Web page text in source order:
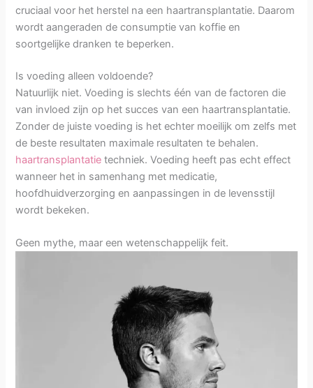
cruciaal voor het herstel na een haartransplantatie. Daarom
wordt aangeraden de consumptie van koffie en
soortgelijke dranken te beperken.
Is voeding alleen voldoende?
Natuurlijk niet. Voeding is slechts één van de factoren die
van invloed zijn op het succes van een haartransplantatie.
Zonder de juiste voeding is het echter moeilijk om zelfs met
de beste resultaten maximale resultaten te behalen.
haartransplantatie techniek. Voeding heeft pas echt effect
wanneer het in samenhang met medicatie,
hoofdhuidverzorging en aanpassingen in de levensstijl
wordt bekeken.
Geen mythe, maar een wetenschappelijk feit.